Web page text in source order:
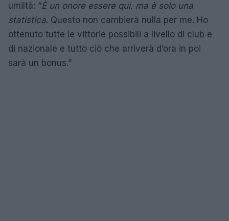
umiltà: “È un onore essere qui, ma è solo una
statistica. Questo non cambierà nulla per me. Ho
ottenuto tutte le vittorie possibili a livello di club e
di nazionale e tutto ciò che arriverà d’ora in poi
sarà un bonus.”